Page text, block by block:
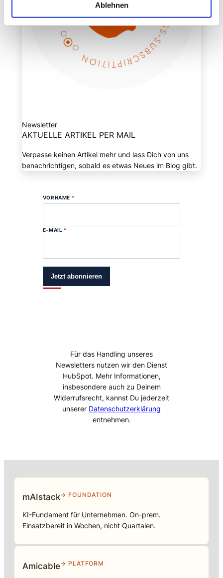
Ablehnen
Newsletter
AKTUELLE ARTIKEL PER MAIL
Verpasse keinen Artikel mehr und lass Dich von uns
benachrichtigen, sobald es etwas Neues im Blog gibt.
VORNAME *
E-MAIL *
Jetzt abonnieren
Für das Handling unseres
Newsletters nutzen wir den Dienst
HubSpot. Mehr Informationen,
insbesondere auch zu Deinem
Widerrufsrecht, kannst Du jederzeit
unserer Datenschutzerklärung
entnehmen.
mAIstack→ FOUNDATION
KI-Fundament für Unternehmen. On-prem.
Einsatzbereit in Wochen, nicht Quartalen.
Amicable→ PLATFORM